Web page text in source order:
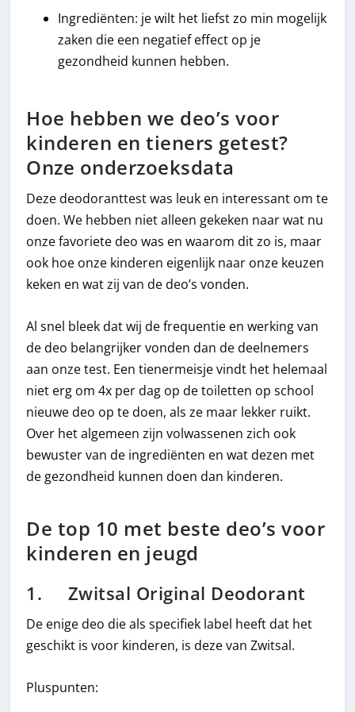
Ingrediënten: je wilt het liefst zo min mogelijk
zaken die een negatief effect op je
gezondheid kunnen hebben.
Hoe hebben we deo’s voor
kinderen en tieners getest?
Onze onderzoeksdata
Deze deodoranttest was leuk en interessant om te
doen. We hebben niet alleen gekeken naar wat nu
onze favoriete deo was en waarom dit zo is, maar
ook hoe onze kinderen eigenlijk naar onze keuzen
keken en wat zij van de deo’s vonden.
Al snel bleek dat wij de frequentie en werking van
de deo belangrijker vonden dan de deelnemers
aan onze test. Een tienermeisje vindt het helemaal
niet erg om 4x per dag op de toiletten op school
nieuwe deo op te doen, als ze maar lekker ruikt.
Over het algemeen zijn volwassenen zich ook
bewuster van de ingrediënten en wat dezen met
de gezondheid kunnen doen dan kinderen.
De top 10 met beste deo’s voor
kinderen en jeugd
1. Zwitsal Original Deodorant
De enige deo die als specifiek label heeft dat het
geschikt is voor kinderen, is deze van Zwitsal.
Pluspunten: